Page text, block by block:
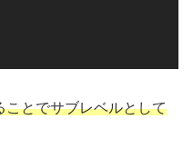
とでサブレベルとして